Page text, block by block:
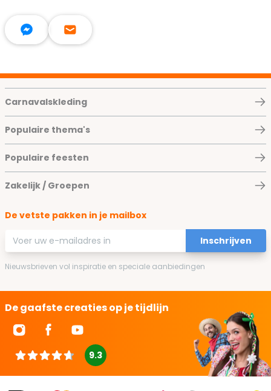
Carnavalskleding
Populaire thema's
Populaire feesten
Zakelijk / Groepen
De vetste pakken in je mailbox
E-mailadres
Inschrijven
Nieuwsbrieven vol inspiratie en speciale aanbiedingen
De gaafste creaties op je tijdlijn
9.3